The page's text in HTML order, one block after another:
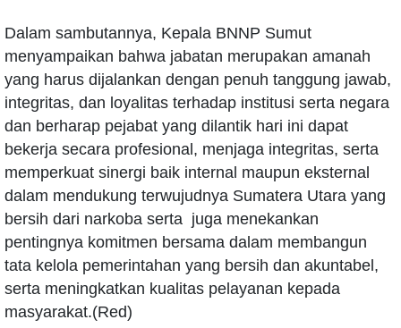
Dalam sambutannya, Kepala BNNP Sumut
menyampaikan bahwa jabatan merupakan amanah
yang harus dijalankan dengan penuh tanggung jawab,
integritas, dan loyalitas terhadap institusi serta negara
dan berharap pejabat yang dilantik hari ini dapat
bekerja secara profesional, menjaga integritas, serta
memperkuat sinergi baik internal maupun eksternal
dalam mendukung terwujudnya Sumatera Utara yang
bersih dari narkoba serta juga menekankan
pentingnya komitmen bersama dalam membangun
tata kelola pemerintahan yang bersih dan akuntabel,
serta meningkatkan kualitas pelayanan kepada
masyarakat.(Red)